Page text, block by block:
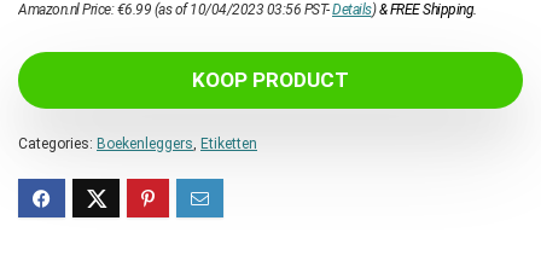
Amazon.nl Price:€6.99 (as of 10/04/2023 03:56 PST-Details)&FREE Shipping.
KOOP PRODUCT
Categories: Boekenleggers, Etiketten